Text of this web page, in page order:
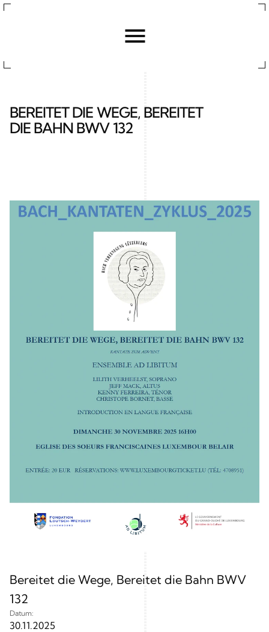
BEREITET DIE WEGE, BEREITET
DIE BAHN BWV 132
Bereitet die Wege, Bereitet die Bahn BWV
132
Datum:
30.11.2025